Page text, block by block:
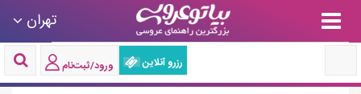
تهران
رزرو آنلاین ورود/ثبت‌نام